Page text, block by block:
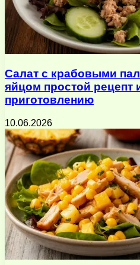
Салат с крабовыми
яйцом простой рецепт
приготовлению
10.06.2026